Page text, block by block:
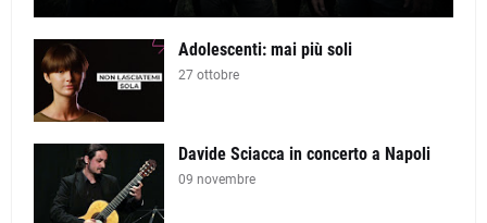
Adolescenti: mai più soli
27 ottobre
Davide Sciacca in concerto a Napoli
09 novembre